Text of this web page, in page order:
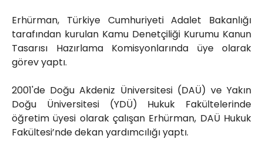
Erhürman, Türkiye Cumhuriyeti Adalet Bakanlığı
tarafından kurulan Kamu Denetçiliği Kurumu Kanun
Tasarısı Hazırlama Komisyonlarında üye olarak
görev yaptı.
2001'de Doğu Akdeniz Üniversitesi (DAÜ) ve Yakın
Doğu Üniversitesi (YDÜ) Hukuk Fakültelerinde
öğretim üyesi olarak çalışan Erhürman, DAÜ Hukuk
Fakültesi’nde dekan yardımcılığı yaptı.